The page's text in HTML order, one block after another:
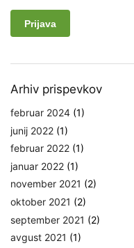
Arhiv prispevkov
februar 2024 (1)
junij 2022 (1)
februar 2022 (1)
januar 2022 (1)
november 2021 (2)
oktober 2021 (2)
september 2021 (2)
avgust 2021 (1)